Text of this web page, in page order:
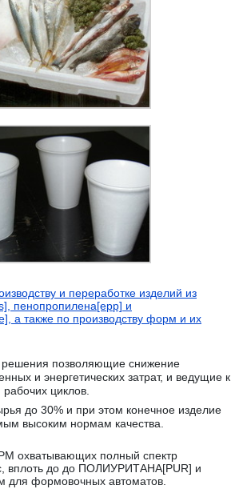
и переработке изделий из
пенопропилена[epp] и
, а также по производству форм и их
решения позволяющие снижение
и энергетических затрат, и ведущие к
циклов.
до 30% и при этом конечное изделие
высоким нормам качества.
охватывающих полный спектр
вплоть до до ПОЛИУРИТАНА[PUR] и
для формовочных автоматов.